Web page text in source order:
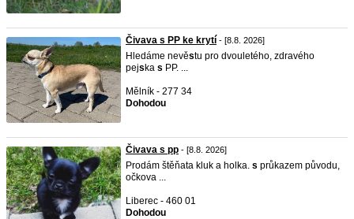
Čivava s PP ke krytí - [8.8. 2026]
Hledáme nevěstu pro dvouletého, zdravého
pejska s PP. ...
Mělník - 277 34
Dohodou
Čivava s pp - [8.8. 2026]
Prodám štěňata kluk a holka. s průkazem původu,
očkova ...
Liberec - 460 01
Dohodou